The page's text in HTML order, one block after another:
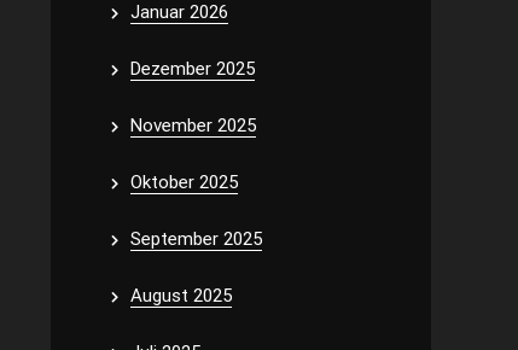
Januar 2026
Dezember 2025
November 2025
Oktober 2025
September 2025
August 2025